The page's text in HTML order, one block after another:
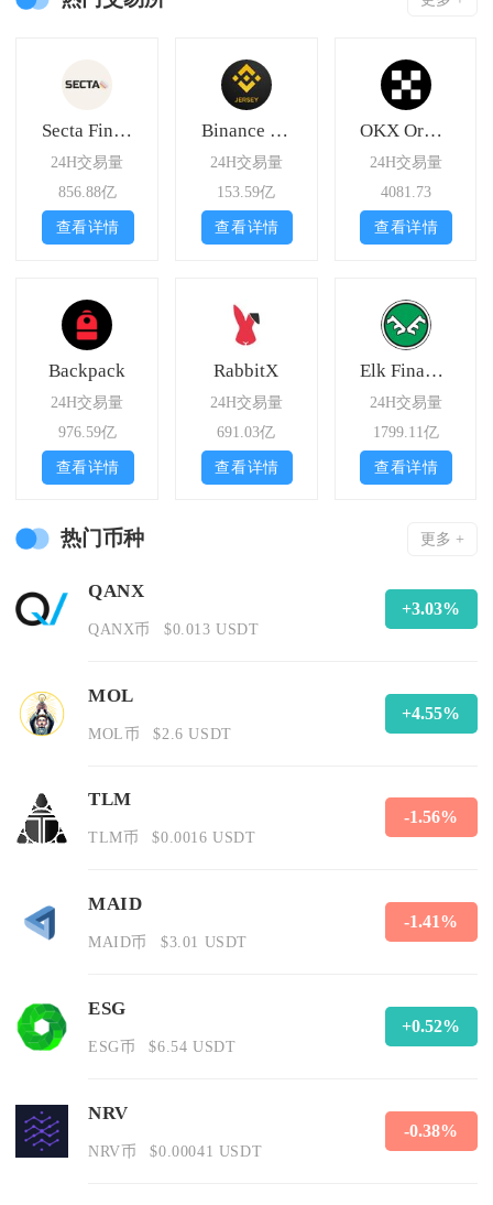
Secta Finance
24H交易量
856.88亿
查看详情
Binance Jersey
24H交易量
153.59亿
查看详情
OKX Ordinals
24H交易量
4081.73
查看详情
Backpack
24H交易量
976.59亿
查看详情
RabbitX
24H交易量
691.03亿
查看详情
Elk Finance
24H交易量
1799.11亿
查看详情
热门币种 更多 +
QANX
QANX币 $0.013 USDT
+3.03%
MOL
MOL币 $2.6 USDT
+4.55%
TLM
TLM币 $0.0016 USDT
-1.56%
MAID
MAID币 $3.01 USDT
-1.41%
ESG
ESG币 $6.54 USDT
+0.52%
NRV
NRV币 $0.00041 USDT
-0.38%